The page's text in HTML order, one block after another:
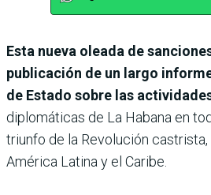
Esta nueva oleada de
publicación de un largo
de Estado sobre las
diplomáticas de La Habana en
triunfo de la Revolución
América Latina y el Caribe.